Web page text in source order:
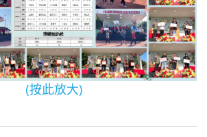
(按此放大)